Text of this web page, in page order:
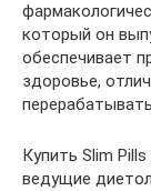
который он
обеспечивает
здоровье,
Купить Slim
ведущие